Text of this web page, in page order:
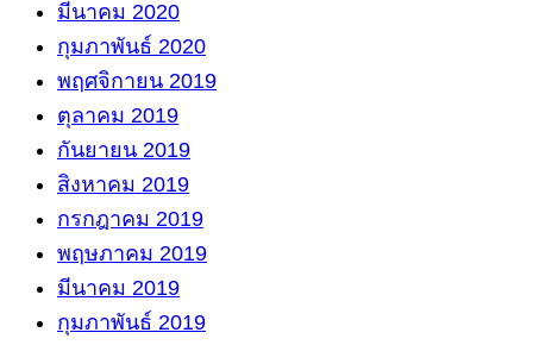
มีนาคม 2020
กุมภาพันธ์ 2020
พฤศจิกายน 2019
ตุลาคม 2019
กันยายน 2019
สิงหาคม 2019
กรกฎาคม 2019
พฤษภาคม 2019
มีนาคม 2019
กุมภาพันธ์ 2019